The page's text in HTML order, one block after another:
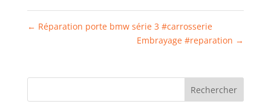
← Réparation porte bmw série 3 #carrosserie
Embrayage #reparation →